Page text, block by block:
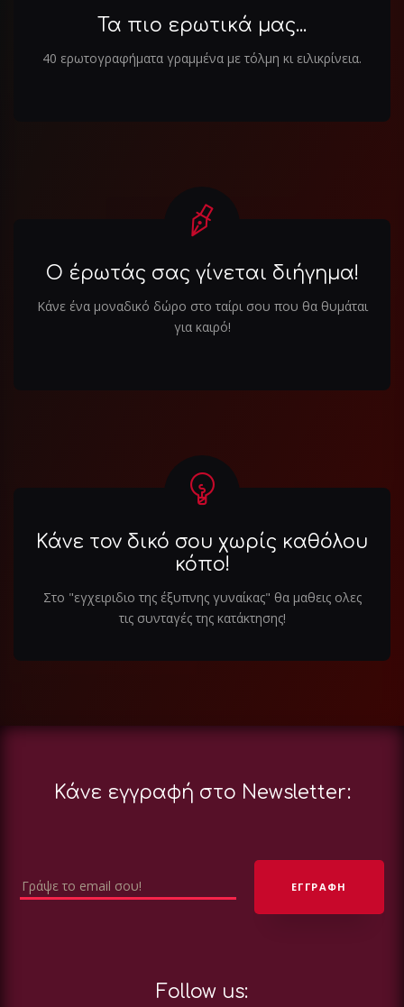
Τα πιο ερωτικά μας...
40 ερωτογραφήματα γραμμένα με τόλμη κι ειλικρίνεια.
Ο έρωτάς σας γίνεται διήγημα!
Κάνε ένα μοναδικό δώρο στο ταίρι σου που θα θυμάται
για καιρό!
Κάνε τον δικό σου χωρίς καθόλου
κόπο!
Στο "εγχειριδιο της έξυπνης γυναίκας" θα μαθεις ολες
τις συνταγές της κατάκτησης!
Κάνε εγγραφή στο Newsletter:
Follow us: